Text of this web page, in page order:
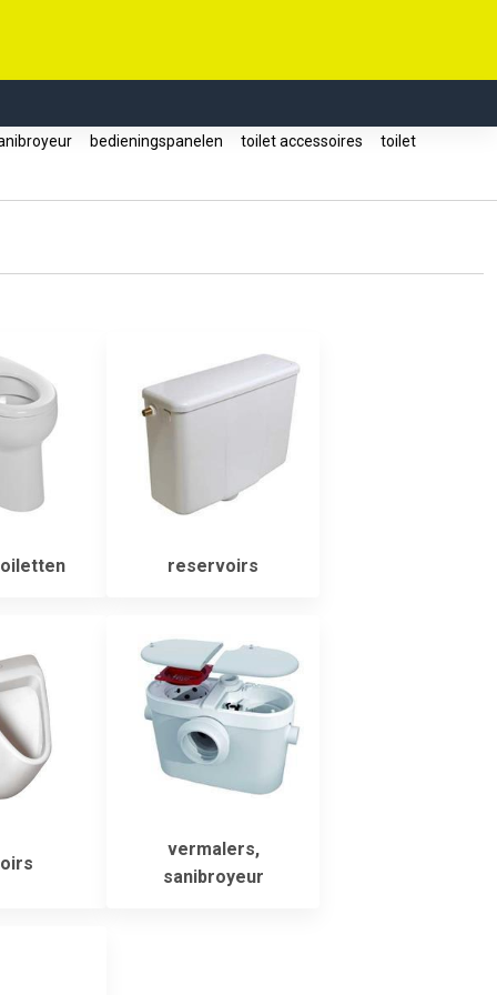
bedieningspanelen toilet accessoires toilet
reservoirs
vermalers,
sanibroyeur